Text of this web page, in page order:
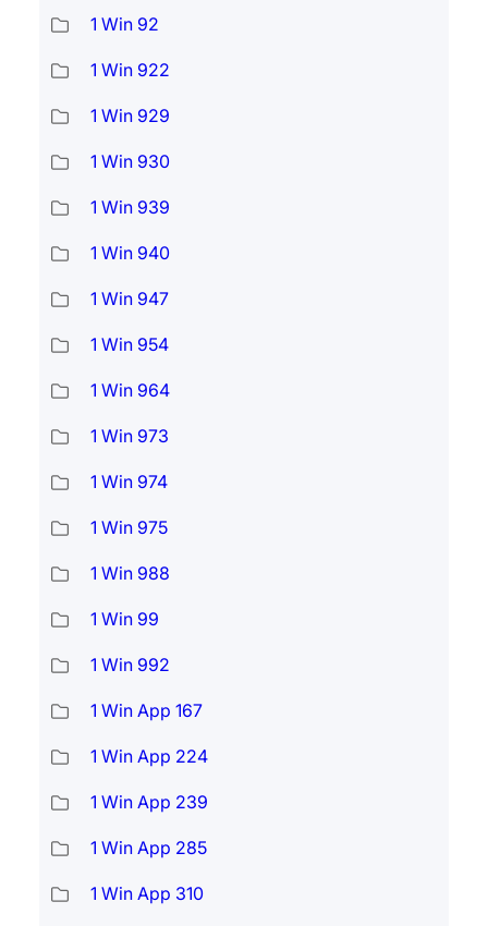
1 Win 92
1 Win 922
1 Win 929
1 Win 930
1 Win 939
1 Win 940
1 Win 947
1 Win 954
1 Win 964
1 Win 973
1 Win 974
1 Win 975
1 Win 988
1 Win 99
1 Win 992
1 Win App 167
1 Win App 224
1 Win App 239
1 Win App 285
1 Win App 310